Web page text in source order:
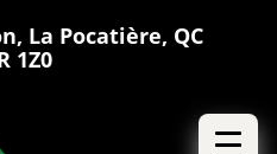
La Pocatière, QC
1Z0